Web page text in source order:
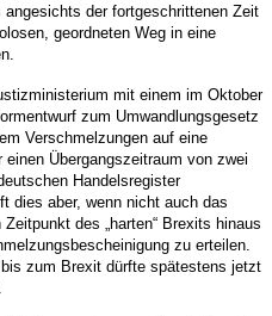
angesichts der fortgeschrittenen Zeit
geordneten Weg in eine
mit einem im Oktober
zum Umwandlungsgesetz
Verschmelzungen auf eine
Übergangszeitraum von zwei
Handelsregister
dies aber, wenn nicht auch das
des „harten“ Brexits hinaus
zu erteilen.
zum Brexit dürfte spätestens jetzt